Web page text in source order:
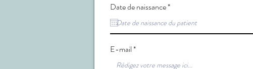
Date de naissance*r
q
u
d
E-mail